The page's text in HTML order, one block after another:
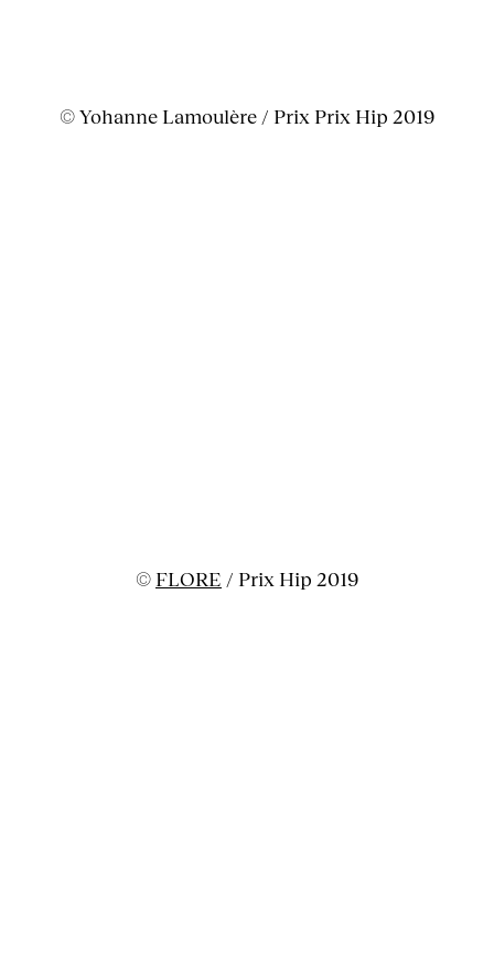
© Yohanne Lamoulère / Prix Prix Hip 2019
© FLORE / Prix Hip 2019